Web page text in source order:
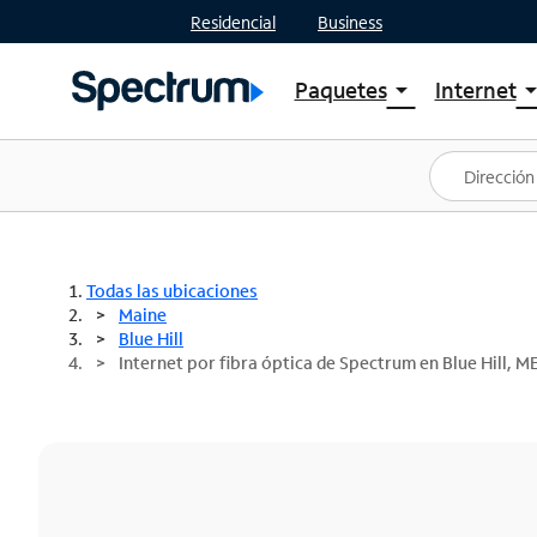
Residencial Business
Paquetesarrow_drop_down
Ver paquetes
Spectrum One
Mejores ofertas
Internetarrow_drop_down
Planes
Todas las ubicaciones
Maine
Blue Hill
Internet por fibra óptica de Spectrum en Blue Hill,